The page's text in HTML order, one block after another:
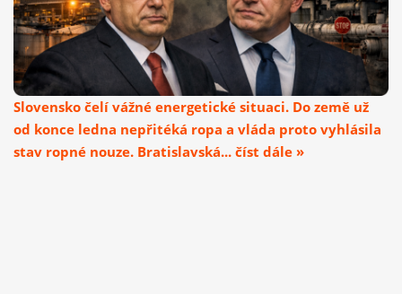
Slovensko čelí vážné energetické situaci. Do země už
od konce ledna nepřitéká ropa a vláda proto vyhlásila
stav ropné nouze. Bratislavská... číst dále »